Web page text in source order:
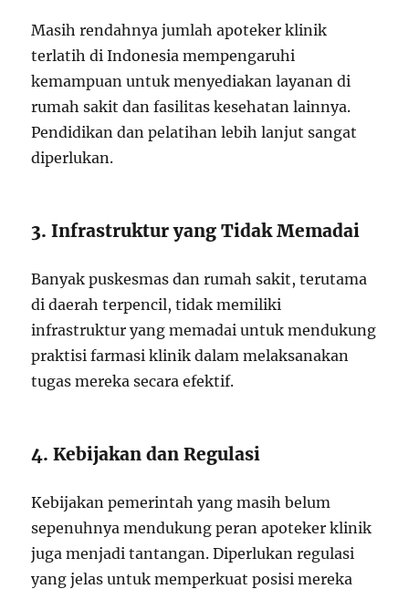
Masih rendahnya jumlah apoteker klinik
terlatih di Indonesia mempengaruhi
kemampuan untuk menyediakan layanan di
rumah sakit dan fasilitas kesehatan lainnya.
Pendidikan dan pelatihan lebih lanjut sangat
diperlukan.
3. Infrastruktur yang Tidak Memadai
Banyak puskesmas dan rumah sakit, terutama
di daerah terpencil, tidak memiliki
infrastruktur yang memadai untuk mendukung
praktisi farmasi klinik dalam melaksanakan
tugas mereka secara efektif.
4. Kebijakan dan Regulasi
Kebijakan pemerintah yang masih belum
sepenuhnya mendukung peran apoteker klinik
juga menjadi tantangan. Diperlukan regulasi
yang jelas untuk memperkuat posisi mereka